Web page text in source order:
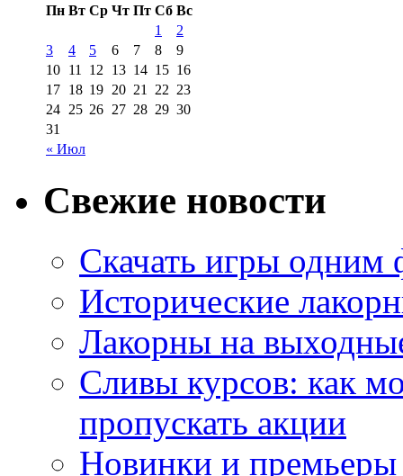
Пн Вт Ср Чт Пт Сб Вс
« Июл
1
2
3
4 5 6 7 8
9
10 11 12 13 14 15 16
17 18 19 20 21 22 23
24 25 26 27 28 29 30
31
Свежие новости
Скачать игры одним
Исторические
Лакорны на
Сливы курсов: как
пропускать акции
Новинки и